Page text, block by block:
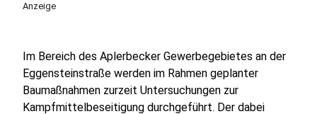
Anzeige
Im Bereich des Aplerbecker Gewerbegebietes an der
Eggensteinstraße werden im Rahmen geplanter
Baumaßnahmen zurzeit Untersuchungen zur
Kampfmittelbeseitigung durchgeführt. Der dabei